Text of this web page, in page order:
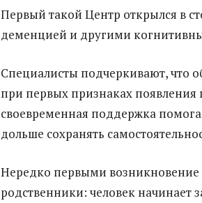
Первый такой Центр открылся в
деменцией и другими
Специалисты подчеркивают, что
при первых признаках
своевременная поддержка
дольше сохранять
Нередко первыми возникновение
родственники: человек начинает